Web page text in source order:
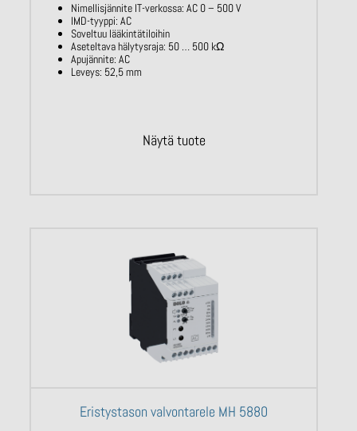
Nimellisjännite IT-verkossa: AC 0 – 500 V
IMD-tyyppi: AC
Soveltuu lääkintätiloihin
Aseteltava hälytysraja: 50 … 500 kΩ
Apujännite: AC
Leveys: 52,5 mm
Näytä tuote
Eristystason valvontarele MH 5880